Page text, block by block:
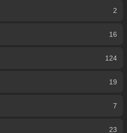
2
16
124
19
7
23